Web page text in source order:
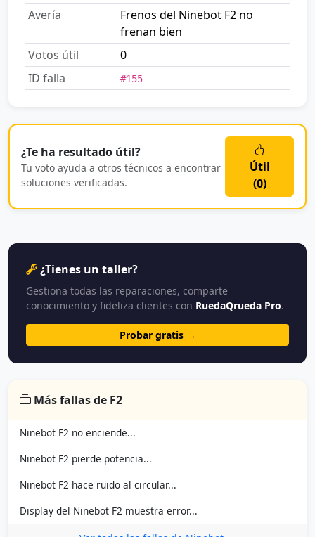
Avería
Frenos del Ninebot F2 no
frenan bien
Votos útil
0
ID falla
#155
¿Te ha resultado útil?
Tu voto ayuda a otros técnicos a encontrar
soluciones verificadas.
Útil
(0)
¿Tienes un taller?
Gestiona todas las reparaciones, comparte
conocimiento y fideliza clientes con RuedaQrueda Pro.
Probar gratis →
Más fallas de F2
Ninebot F2 no enciende...
Ninebot F2 pierde potencia...
Ninebot F2 hace ruido al circular...
Display del Ninebot F2 muestra error...